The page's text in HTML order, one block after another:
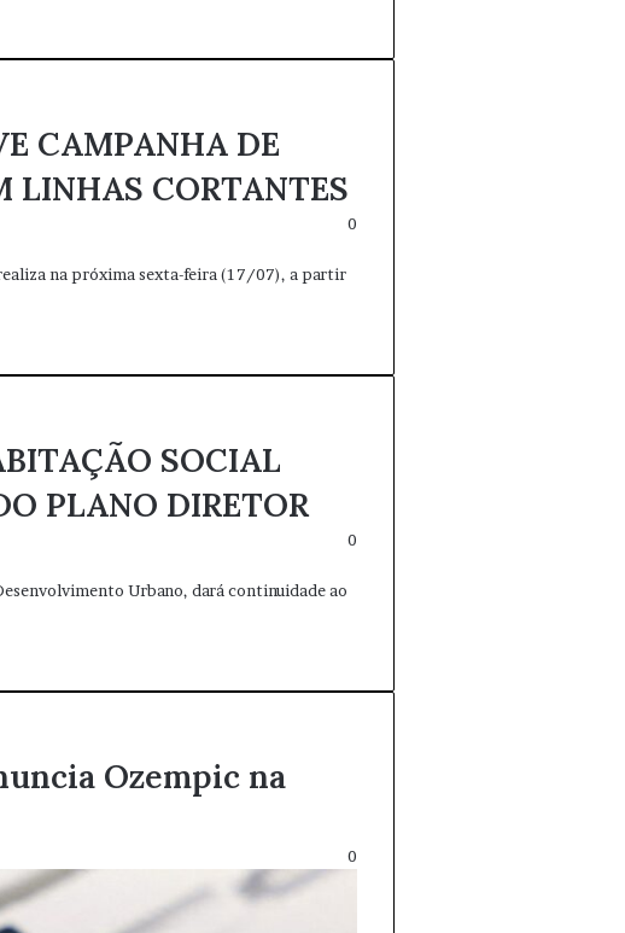
CAMPANHA DE
LINHAS CORTANTES
0
na próxima sexta-feira (17/07), a partir
SOCIAL
PLANO DIRETOR
0
Urbano, dará continuidade ao
Ozempic na
0